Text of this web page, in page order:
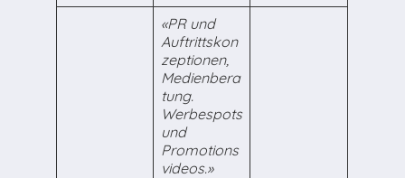
«PR und
Auftrittskon
zeptionen,
Medienbera
tung.
Werbespots
und
Promotions
videos.»